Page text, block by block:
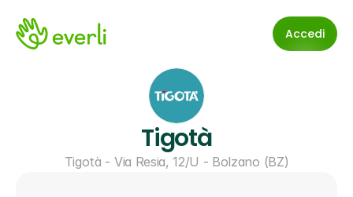
Accedi
Tigotà
Tigotà - Via Resia, 12/U - Bolzano (BZ)